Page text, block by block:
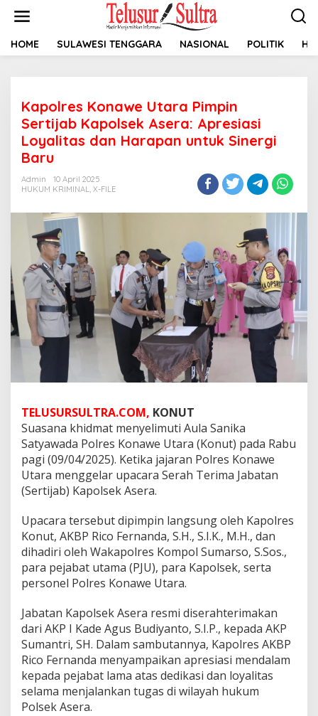
t
HOME SULAWESI TENGGARA NASIONAL POLITIK
Kapolres Konawe Utara Pimpin
Sertijab Kapolsek Asera: Apresiasi
Loyalitas dan Harapan untuk Sinergi
Baru
Admin
10 April 2025
HUKUM KRIMINAL, X-FILE
TELUSURSULTRA.COM, KONUT
Suasana khidmat menyelimuti Aula Sanika
Satyawada Polres Konawe Utara (Konut) pada Rabu
pagi (09/04/2025). Ketika jajaran Polres Konawe
Utara menggelar upacara Serah Terima Jabatan
(Sertijab) Kapolsek Asera.
Upacara tersebut dipimpin langsung oleh Kapolres
Konut, AKBP Rico Fernanda, S.H., S.I.K., M.H., dan
dihadiri oleh Wakapolres Kompol Sumarso, S.Sos.,
para pejabat utama (PJU), para Kapolsek, serta
personel Polres Konawe Utara.
Jabatan Kapolsek Asera resmi diserahterimakan
dari AKP I Kade Agus Budiyanto, S.I.P., kepada AKP
Sumantri, SH. Dalam sambutannya, Kapolres AKBP
Rico Fernanda menyampaikan apresiasi mendalam
kepada pejabat lama atas dedikasi dan loyalitas
selama menjalankan tugas di wilayah hukum
Polsek Asera.